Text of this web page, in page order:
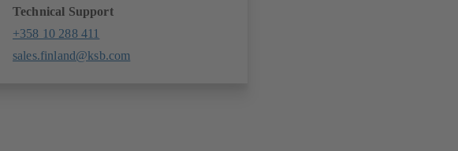
Technical Support
+358 10 288 411
sales.finland@ksb.com